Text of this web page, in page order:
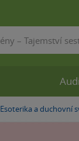
»
Esoterika a duchovní